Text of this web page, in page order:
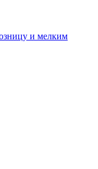
и мелким